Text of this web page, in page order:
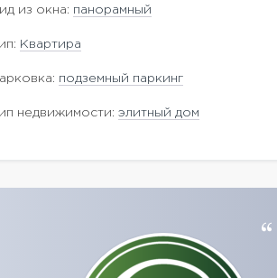
из окна: панорамный
Квартира
подземный паркинг
недвижимости: элитный дом